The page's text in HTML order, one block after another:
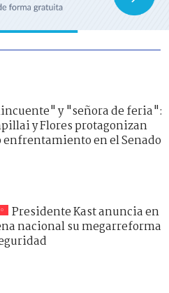
y "señora de feria":
y Flores protagonizan
enfrentamiento en el Senado
Presidente Kast anuncia en
nacional su megarreforma